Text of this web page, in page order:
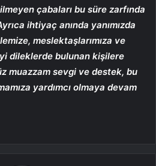
çabaları bu süre zarfında
ihtiyaç anında yanımızda
meslektaşlarımıza ve
dileklerde bulunan kişilere
muazzam sevgi ve destek, bu
yardımcı olmaya devam